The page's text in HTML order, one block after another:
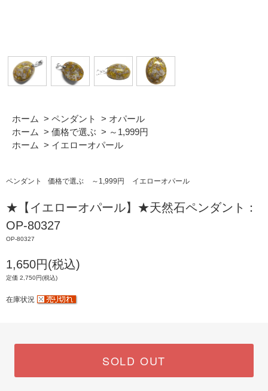
ホーム > ペンダント > オパール
ホーム > 価格で選ぶ > ～1,999円
ホーム > イエローオパール
ペンダント 価格で選ぶ ～1,999円 イエローオパール
★【イエローオパール】★天然石ペンダント：
OP-80327
OP-80327
1,650円(税込)
定価 2,750円(税込)
在庫状況
SOLD OUT